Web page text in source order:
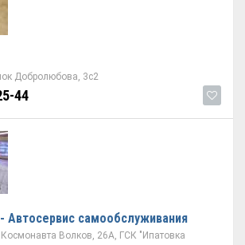
Добролюбова, 3с2
44
Автосервис самообслуживания
Волков, 26А, ГСК "Ипатовка